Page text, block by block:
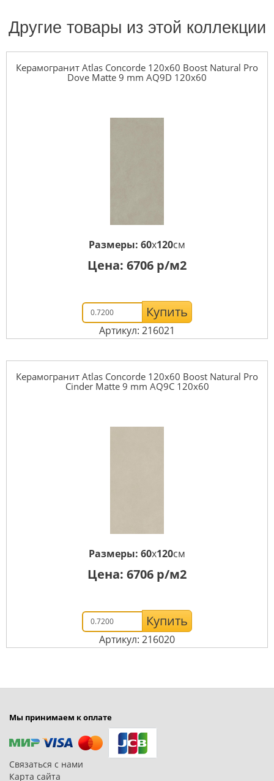
Другие товары из этой коллекции
Керамогранит Atlas Concorde 120x60 Boost Natural Pro
Dove Matte 9 mm AQ9D 120x60
Размеры: 60x120см
Цена: 6706 р/м2
Купить
Артикул: 216021
Керамогранит Atlas Concorde 120x60 Boost Natural Pro
Cinder Matte 9 mm AQ9C 120x60
Размеры: 60x120см
Цена: 6706 р/м2
Купить
Артикул: 216020
Мы принимаем к оплате
Связаться с нами
Карта сайта